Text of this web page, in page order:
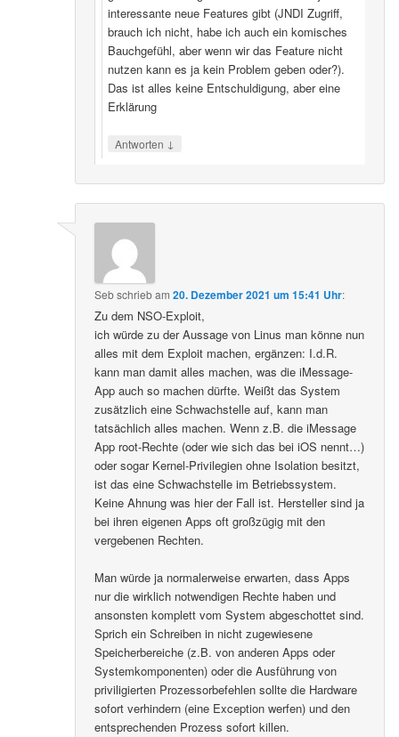
interessante neue Features gibt (JNDI Zugriff,
brauch ich nicht, habe ich auch ein komisches
Bauchgefühl, aber wenn wir das Feature nicht
nutzen kann es ja kein Problem geben oder?).
Das ist alles keine Entschuldigung, aber eine
Erklärung
Antworten ↓
Sebschriebam20. Dezember 2021 um 15:41 Uhr:
Zu dem NSO-Exploit,
ich würde zu der Aussage von Linus man könne nun
alles mit dem Exploit machen, ergänzen: I.d.R.
kann man damit alles machen, was die iMessage-
App auch so machen dürfte. Weißt das System
zusätzlich eine Schwachstelle auf, kann man
tatsächlich alles machen. Wenn z.B. die iMessage
App root-Rechte (oder wie sich das bei iOS nennt…)
oder sogar Kernel-Privilegien ohne Isolation besitzt,
ist das eine Schwachstelle im Betriebssystem.
Keine Ahnung was hier der Fall ist. Hersteller sind ja
bei ihren eigenen Apps oft großzügig mit den
vergebenen Rechten.
Man würde ja normalerweise erwarten, dass Apps
nur die wirklich notwendigen Rechte haben und
ansonsten komplett vom System abgeschottet sind.
Sprich ein Schreiben in nicht zugewiesene
Speicherbereiche (z.B. von anderen Apps oder
Systemkomponenten) oder die Ausführung von
priviligierten Prozessorbefehlen sollte die Hardware
sofort verhindern (eine Exception werfen) und den
entsprechenden Prozess sofort killen.